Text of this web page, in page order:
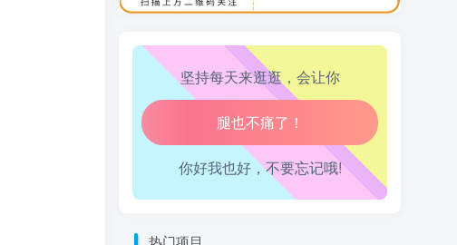
10 万三-东南亚跨境tk小店运营课
坚持每天来逛逛，会让你
心情也舒畅了！
走路也有劲了！
腿也不痛了！
你好我也好，不要忘记哦!
热门项目